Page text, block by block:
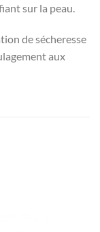
sur la peau.
de sécheresse
aux